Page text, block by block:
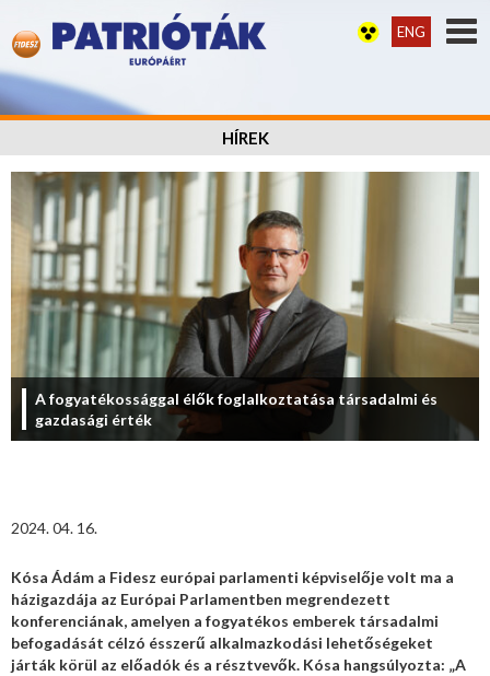
ENG
HÍREK
A fogyatékossággal élők foglalkoztatása társadalmi és
gazdasági érték
2024. 04. 16.
Kósa Ádám a Fidesz európai parlamenti képviselője volt ma a
házigazdája az Európai Parlamentben megrendezett
konferenciának, amelyen a fogyatékos emberek társadalmi
befogadását célzó ésszerű alkalmazkodási lehetőségeket
járták körül az előadók és a résztvevők. Kósa hangsúlyozta: „A